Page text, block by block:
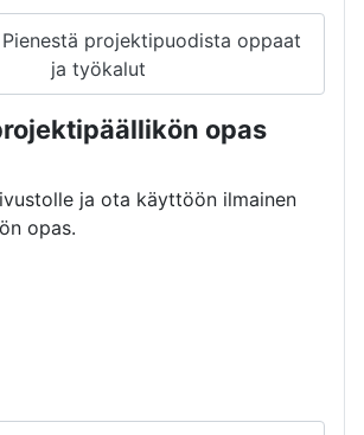
Pienestä projektipuodista oppaat
ja työkalut
opas
ja ota käyttöön ilmainen
opas.